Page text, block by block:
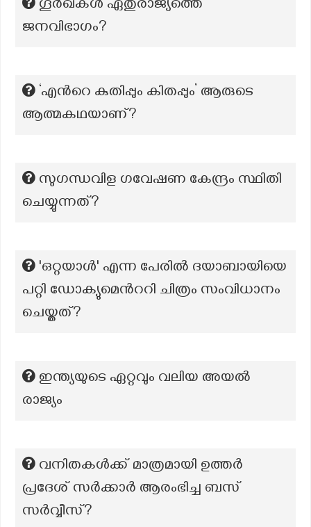
ഗൂർഖകൾ ഏതുരാജ്യത്തെ
ജനവിഭാഗം?
‘എന്‍റെ കുതിപ്പും കിതപ്പും’ ആരുടെ
ആത്മകഥയാണ്?
സുഗന്ധവിള ഗവേഷണ കേന്ദ്രം സ്ഥിതി
ചെയ്യുന്നത്?
'ഒറ്റയാൾ' എന്ന പേരിൽ ദയാബായിയെ
പറ്റി ഡോക്യുമെൻററി ചിത്രം സംവിധാനം
ചെയ്തത്?
ഇന്ത്യയുടെ ഏറ്റവും വലിയ അയൽ
രാജ്യം
വനിതകൾക്ക് മാത്രമായി ഉത്തർ
പ്രദേശ് സർക്കാർ ആരംഭിച്ച ബസ്
സർവ്വീസ്?